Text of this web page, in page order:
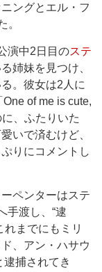
ングとエル・フ
。
演中2日目のステ
姉妹を見つけ、
。彼女は2人に
of me is cute,
、ふたりいた
いで済むけど、
りにコメントし
ペンターはステ
手渡し、“逮
れまでにもミリ
、アン・ハサウ
捕されてき